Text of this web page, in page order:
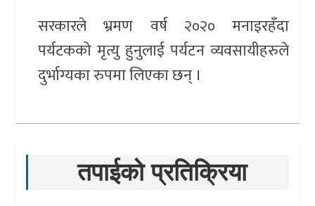
सरकारले भ्रमण वर्ष २०२० मनाइरहँदा
पर्यटकको मृत्यु हुनुलाई पर्यटन व्यवसायीहरुले
दुर्भाग्यका रुपमा लिएका छन् ।
तपाईको प्रतिक्रिया